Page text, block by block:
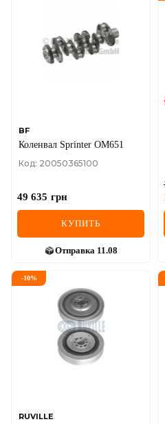
FORD
GMC
HAVAL
INFINITI
JAGUAR
BF
Коленвал Sprinter OM651
Код: 20050365100
49 635 грн
КУПИТЬ
Отправка 11.08
-10%
RUVILLE